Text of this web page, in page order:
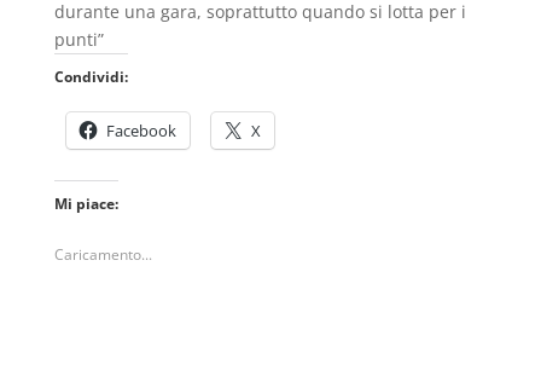
durante una gara, soprattutto quando si lotta per i
punti”
Condividi:
Facebook X
Mi piace:
Caricamento...